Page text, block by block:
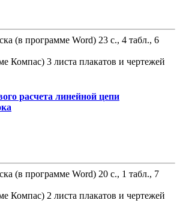
(в программе Word) 23 с., 4 табл., 6
Компас) 3 листа плакатов и чертежей
расчета линейной цепи
(в программе Word) 20 с., 1 табл., 7
Компас) 2 листа плакатов и чертежей